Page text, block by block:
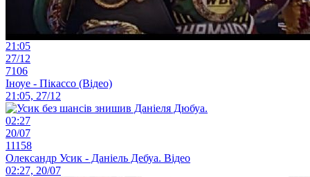
21:05
27/12
7106
Іноуе - Пікассо (Відео)
21:05, 27/12
02:27
20/07
11158
Олександр Усик - Даніель Дебуа. Відео
02:27, 20/07